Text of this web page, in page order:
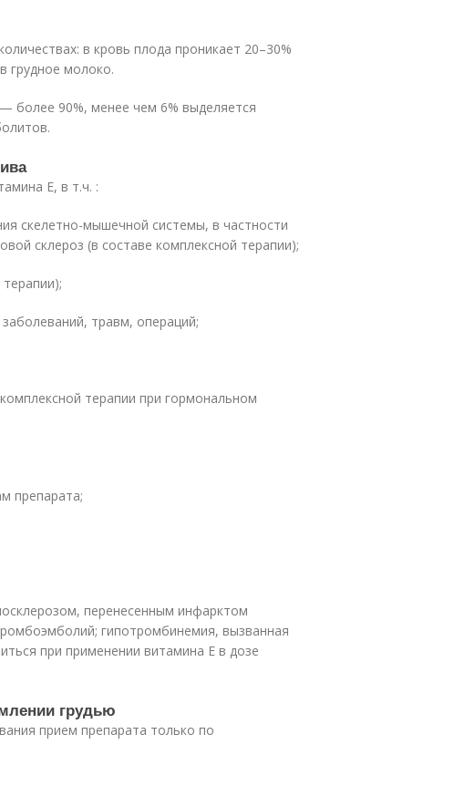
в кровь плода проникает 20–30%
грудное молоко.
более 90%, менее чем 6% выделяется
Е, в т.ч. :
скелетно-мышечной системы, в частности
склероз (в составе комплексной терапии);
травм, операций;
терапии при гормональном
препарата;
перенесенным инфарктом
гипотромбинемия, вызванная
при применении витамина Е в дозе
грудью
прием препарата только по